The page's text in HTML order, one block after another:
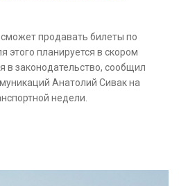
продавать билеты по
планируется в скором
в законодательство, сообщил
Анатолий Сивак на
недели.